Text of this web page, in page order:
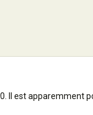
Il est apparemment